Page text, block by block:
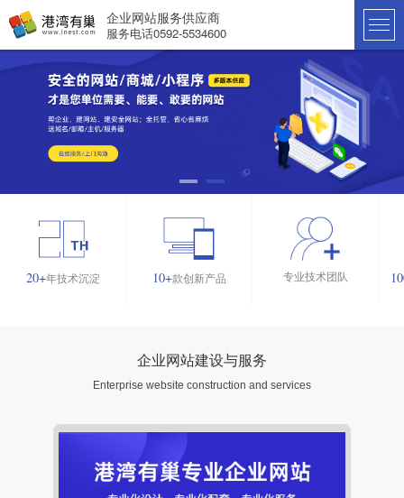
企业网站服务供应商
服务电话0592-5534600
20+年技术沉淀 10+款创新产品 专业技术团队
企业网站建设与服务
Enterprise website construction and services